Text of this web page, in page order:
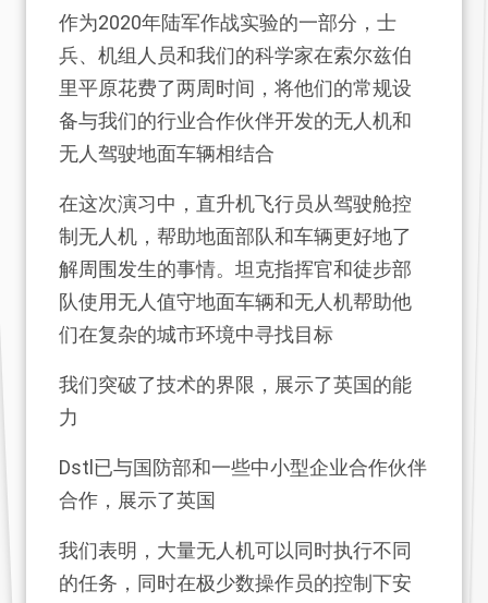
作为2020年陆军作战实验的一部分，士
兵、机组人员和我们的科学家在索尔兹伯
里平原花费了两周时间，将他们的常规设
备与我们的行业合作伙伴开发的无人机和
无人驾驶地面车辆相结合
在这次演习中，直升机飞行员从驾驶舱控
制无人机，帮助地面部队和车辆更好地了
解周围发生的事情。坦克指挥官和徒步部
队使用无人值守地面车辆和无人机帮助他
们在复杂的城市环境中寻找目标
我们突破了技术的界限，展示了英国的能
力
Dstl已与国防部和一些中小型企业合作伙伴
合作，展示了英国
我们表明，大量无人机可以同时执行不同
的任务，同时在极少数操作员的控制下安